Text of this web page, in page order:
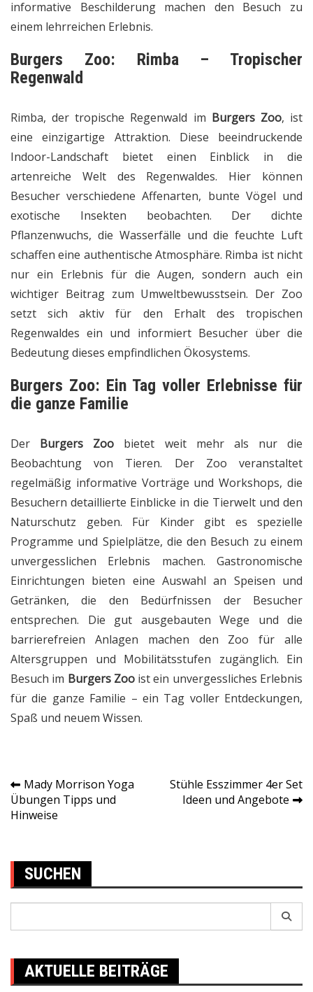
informative Beschilderung machen den Besuch zu
einem lehrreichen Erlebnis.
Burgers Zoo: Rimba – Tropischer
Regenwald
Rimba, der tropische Regenwald im Burgers Zoo, ist
eine einzigartige Attraktion. Diese beeindruckende
Indoor-Landschaft bietet einen Einblick in die
artenreiche Welt des Regenwaldes. Hier können
Besucher verschiedene Affenarten, bunte Vögel und
exotische Insekten beobachten. Der dichte
Pflanzenwuchs, die Wasserfälle und die feuchte Luft
schaffen eine authentische Atmosphäre. Rimba ist nicht
nur ein Erlebnis für die Augen, sondern auch ein
wichtiger Beitrag zum Umweltbewusstsein. Der Zoo
setzt sich aktiv für den Erhalt des tropischen
Regenwaldes ein und informiert Besucher über die
Bedeutung dieses empfindlichen Ökosystems.
Burgers Zoo: Ein Tag voller Erlebnisse für
die ganze Familie
Der Burgers Zoo bietet weit mehr als nur die
Beobachtung von Tieren. Der Zoo veranstaltet
regelmäßig informative Vorträge und Workshops, die
Besuchern detaillierte Einblicke in die Tierwelt und den
Naturschutz geben. Für Kinder gibt es spezielle
Programme und Spielplätze, die den Besuch zu einem
unvergesslichen Erlebnis machen. Gastronomische
Einrichtungen bieten eine Auswahl an Speisen und
Getränken, die den Bedürfnissen der Besucher
entsprechen. Die gut ausgebauten Wege und die
barrierefreien Anlagen machen den Zoo für alle
Altersgruppen und Mobilitätsstufen zugänglich. Ein
Besuch im Burgers Zooist ein unvergessliches Erlebnis
für die ganze Familie – ein Tag voller Entdeckungen,
Spaß und neuem Wissen.
Post
navigation
Mady Morrison Yoga
Übungen Tipps und
Hinweise
Stühle Esszimmer 4er Set
Ideen und Angebote
SUCHEN
for:
AKTUELLE BEITRÄGE